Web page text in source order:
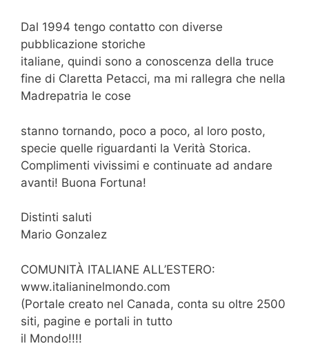
Dal 1994 tengo contatto con diverse
pubblicazione storiche
italiane, quindi sono a conoscenza della truce
fine di Claretta Petacci, ma mi rallegra che nella
Madrepatria le cose
stanno tornando, poco a poco, al loro posto,
specie quelle riguardanti la Verità Storica.
Complimenti vivissimi e continuate ad andare
avanti! Buona Fortuna!
Distinti saluti
Mario Gonzalez
COMUNITÀ ITALIANE ALL’ESTERO:
www.italianinelmondo.com
(Portale creato nel Canada, conta su oltre 2500
siti, pagine e portali in tutto
il Mondo!!!!